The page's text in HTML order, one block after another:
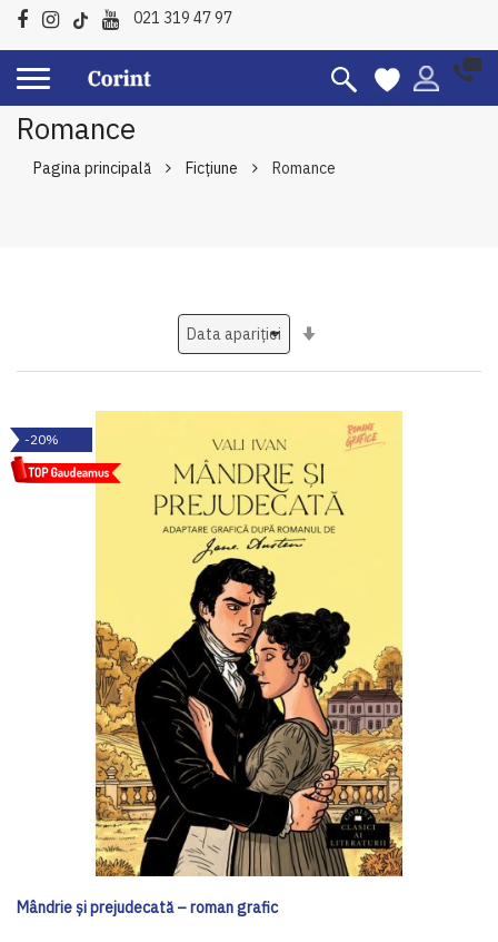
021 319 47 97
Romance
Pagina principală Ficțiune Romance
-20%
Mândrie și prejudecată – roman grafic